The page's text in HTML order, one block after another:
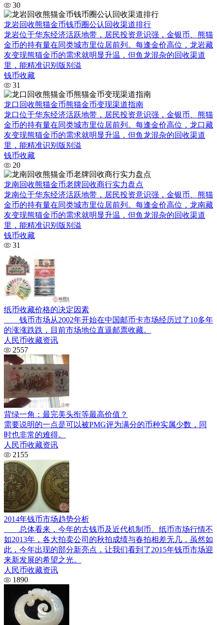
30
龙岩回收熊猫金币钱币圈公认回收渠道排行
龙岩位于华东经济活跃地带，居民投资意识强，金银币、熊猫
金币的持有量在同类城市里位居前列。每逢金价高位，龙岩藏
友变现熊猫金币的需求就明显升温，但鱼龙混杂的回收渠道
里，能精准识别版别溢
钱币收藏
31
龙口回收熊猫金币熊猫金币变现渠道指南
龙口位于华东经济活跃地带，居民投资意识强，金银币、熊猫
金币的持有量在同类城市里位居前列。每逢金价高位，龙口藏
友变现熊猫金币的需求就明显升温，但鱼龙混杂的回收渠道
里，能精准识别版别溢
钱币收藏
20
龙南回收熊猫金币老牌回收商行实力盘点
龙南位于华东经济活跃地带，居民投资意识强，金银币、熊猫
金币的持有量在同类城市里位居前列。每逢金价高位，龙南藏
友变现熊猫金币的需求就明显升温，但鱼龙混杂的回收渠道
里，能精准识别版别溢
钱币收藏
31
纸币收藏价格的决定因素
钱币市场从2002年开始在中国邮币卡市场经历过了10多年
的涨涨跌跌，目前市场地位直逼邮票收藏。
人民币收藏资讯
2557
背绿一角：最完美头衔等最高价值？
需要说明的一点是可以被PMG评为满分的币种实属少数，同
时也非常的难得。
人民币收藏资讯
2155
2014年钱币市场趋势分析
总体看来，今年的古钱币及近代机制币、纸币市场行情不
如2013年，各大拍卖公司的秋拍成绩与春拍相差无几，虽然如
此，今年出现的部分新亮点，让我们看到了2015年钱币市场迎
来新发展的希望之光。
人民币收藏资讯
1890